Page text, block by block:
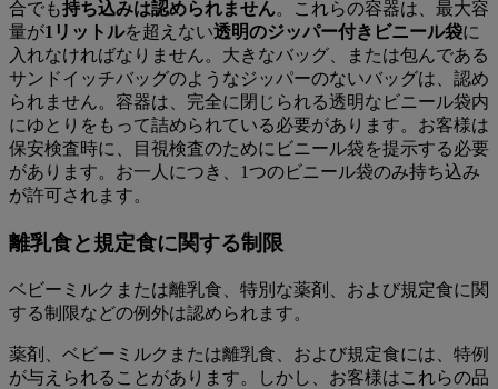
合でも持ち込みは認められません。これらの容器は、最大容
量が1リットルを超えない透明のジッパー付きビニール袋に
入れなければなりません。大きなバッグ、または包んである
サンドイッチバッグのようなジッパーのないバッグは、認め
られません。容器は、完全に閉じられる透明なビニール袋内
にゆとりをもって詰められている必要があります。お客様は
保安検査時に、目視検査のためにビニール袋を提示する必要
があります。お一人につき、1つのビニール袋のみ持ち込み
が許可されます。
離乳食と規定食に関する制限
ベビーミルクまたは離乳食、特別な薬剤、および規定食に関
する制限などの例外は認められます。
薬剤、ベビーミルクまたは離乳食、および規定食には、特例
が与えられることがあります。しかし、お客様はこれらの品